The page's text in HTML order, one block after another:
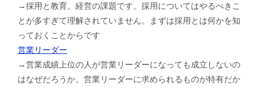
→採用と教育。経営の課題です。採用についてはやるべきこ
とが多すぎて理解されていません。まずは採用とは何かを知
っておくことからです
営業リーダー
→営業成績上位の人が営業リーダーになっても成立しないの
はなぜだろうか。営業リーダーに求められるものが特有だか